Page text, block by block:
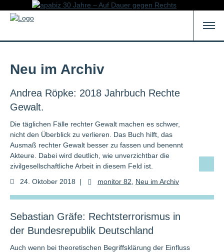
Neu im Archiv
Andrea Röpke: 2018 Jahrbuch Rechte
Gewalt.
Die täglichen Fälle rechter Gewalt machen es schwer,
nicht den Überblick zu verlieren. Das Buch hilft, das
Ausmaß rechter Gewalt besser zu fassen und benennt
Akteure. Dabei wird deutlich, wie unverzichtbar die
zivilgesellschaftliche Arbeit in diesem Feld ist.
24. Oktober 2018 | monitor 82 Neu im Archiv
Sebastian Gräfe: Rechtsterrorismus in
der Bundesrepublik Deutschland
Auch wenn bei theoretischen Begriffsklärung der Einfluss